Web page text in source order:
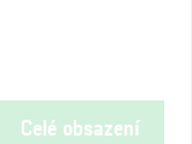
Celé obsazení